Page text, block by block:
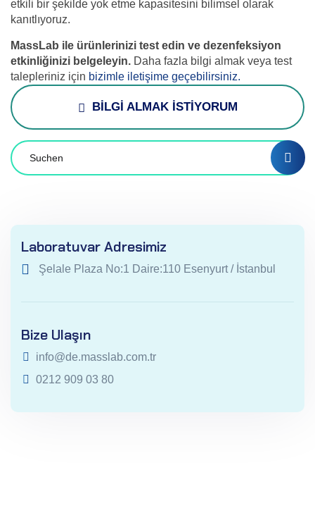
etkili bir şekilde yok etme kapasitesini bilimsel olarak
kanıtlıyoruz.
MassLab ile ürünlerinizi test edin ve dezenfeksiyon
etkinliğinizi belgeleyin. Daha fazla bilgi almak veya test
talepleriniz için bizimle iletişime geçebilirsiniz.
BİLGİ ALMAK İSTİYORUM
Laboratuvar Adresimiz
Şelale Plaza No:1 Daire:110 Esenyurt / İstanbul
Bize Ulaşın
info@de.masslab.com.tr
0212 909 03 80